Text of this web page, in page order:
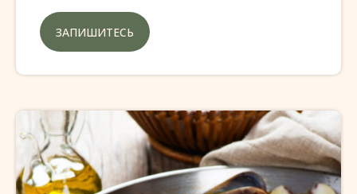
ЗАПИШИТЕСЬ